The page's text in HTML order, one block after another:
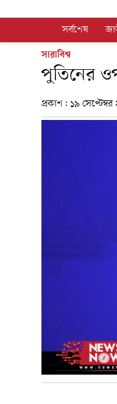
সর্বশেষ
সারাবিশ্ব
পুতিনের
প্রকাশ: ১৯